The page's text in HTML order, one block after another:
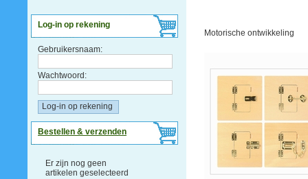
Log-in op rekening
Gebruikersnaam:
Wachtwoord:
Bestellen & verzenden
Er zijn nog geen
artikelen geselecteerd
Motorische ontwikkeling